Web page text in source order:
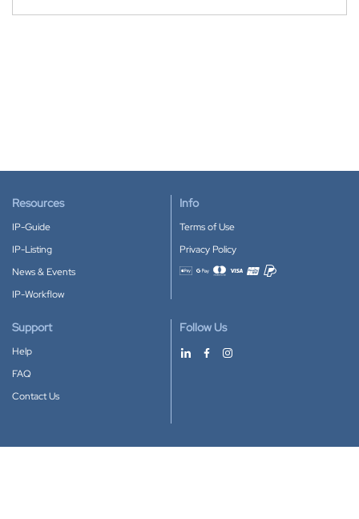
Resources
IP-Guide
IP-Listing
News & Events
IP-Workflow
Info
Terms of Use
Privacy Policy
Accepted payment methods
Support
Help
FAQ
Contact Us
Follow Us